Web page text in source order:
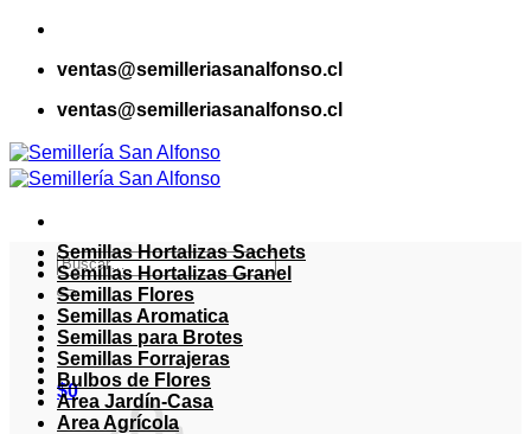
Saltar
contenidoventas@semilleriasanalfonso.cl
ventas@semilleriasanalfonso.cl
Buscar
por:
$0
Semillas Hortalizas Sachets
Semillas Hortalizas Granel
Semillas Flores
Semillas Aromatica
Semillas para Brotes
Semillas Forrajeras
Bulbos de Flores
Area Jardín-Casa
Area Agrícola